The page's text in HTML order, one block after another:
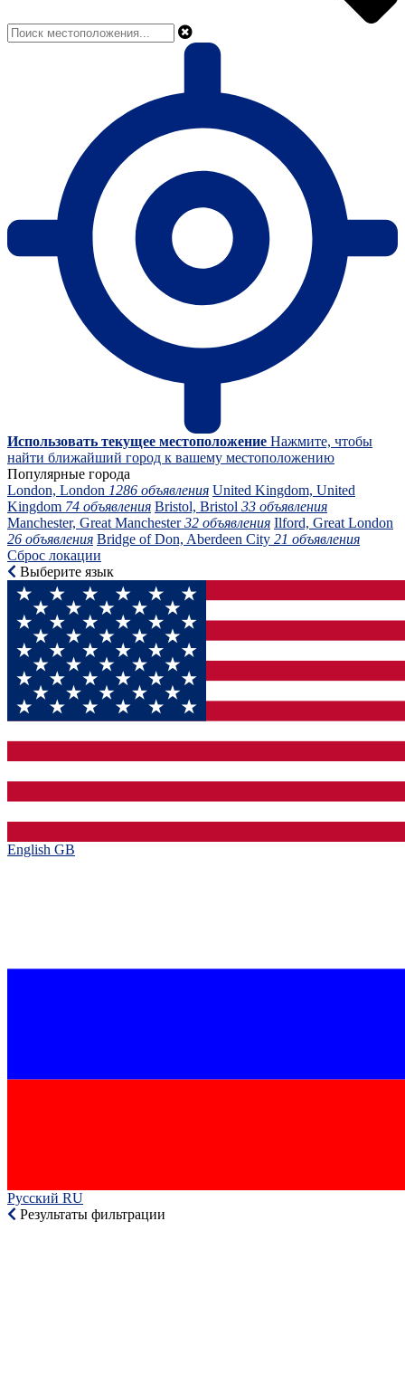
Использовать текущее местоположение Нажмите, чтобы
найти ближайший город к вашему местоположению
Популярные города
London, London 1286 объявления United Kingdom, United
Kingdom 74 объявления Bristol, Bristol 33 объявления
Manchester, Great Manchester32 объявления Ilford, Great London
26 объявления Bridge of Don, Aberdeen City 21 объявления
Сброс локации
Выберите язык
English GB‎
Русский RU‎
Результаты фильтрации